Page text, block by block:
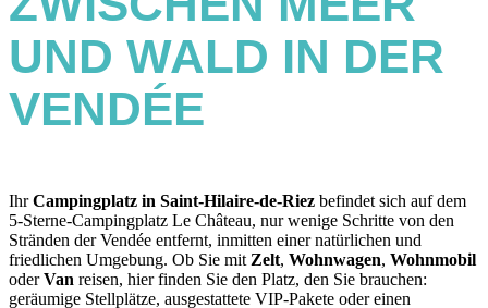
UND WALD IN DER
VENDÉE
IhrCampingplatz in Saint-Hilaire-de-Riez befindet sich auf dem
5-Sterne-Campingplatz Le Château, nur wenige Schritte von den
Stränden der Vendée entfernt, inmitten einer natürlichen und
friedlichen Umgebung. Ob Sie mit Zelt, Wohnwagen, Wohnmobil
oderVan reisen, hier finden Sie den Platz, den Sie brauchen:
geräumige Stellplätze, ausgestattete VIP-Pakete oder einen